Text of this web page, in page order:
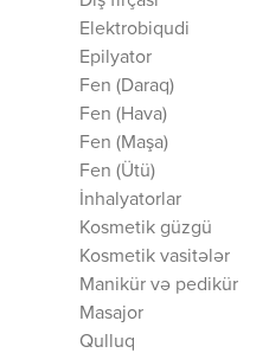
Elektrobiqudi
Epilyator
Fen (Daraq)
Fen (Hava)
Fen (Maşa)
Fen (Ütü)
İnhalyatorlar
Kosmetik güzgü
Kosmetik vasitələr
Manikür və pedikür
Masajor
Qulluq